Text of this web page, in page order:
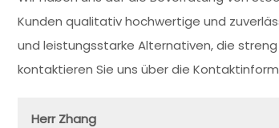
Kunden qualitativ hochwertige und
und leistungsstarke Alternativen, die
kontaktieren Sie uns über die
Herr Zhang